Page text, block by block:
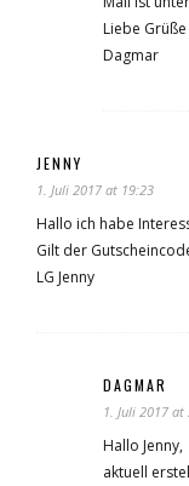
Liebe Grüße
Dagmar
JENNY
1. Juli 2017 at 19:23
Hallo ich habe
Gilt der
LG Jenny
DAGMAR
1. Juli 2017 at
Hallo Jenny,
aktuell